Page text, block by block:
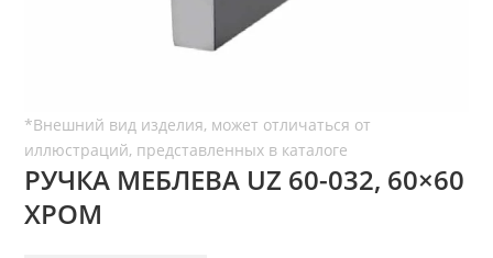
РУЧКА МЕБЛЕВА UZ 60-032, 60×60
ХРОМ